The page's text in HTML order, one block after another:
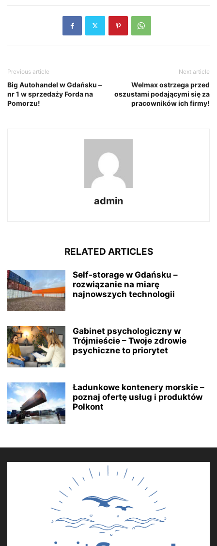
Previous article
Big Autohandel w Gdańsku –
nr 1 w sprzedaży Forda na
Pomorzu!
Next article
Welmax ostrzega przed
oszustami podającymi się za
pracowników ich firmy!
admin
RELATED ARTICLES
Self-storage w Gdańsku –
rozwiązanie na miarę
najnowszych technologii
Gabinet psychologiczny w
Trójmieście – Twoje zdrowie
psychiczne to priorytet
Ładunkowe kontenery morskie –
poznaj ofertę usług i produktów
Polkont